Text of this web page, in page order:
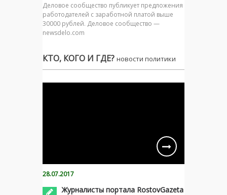
Деловое сообщество публикует предложения
работодателей с заработной платой выше
30000 рублей. Деловое сообщество —
newsdelo.com
КТО, КОГО И ГДЕ? новости политики
28.07.2017
Журналисты портала RostovGazeta